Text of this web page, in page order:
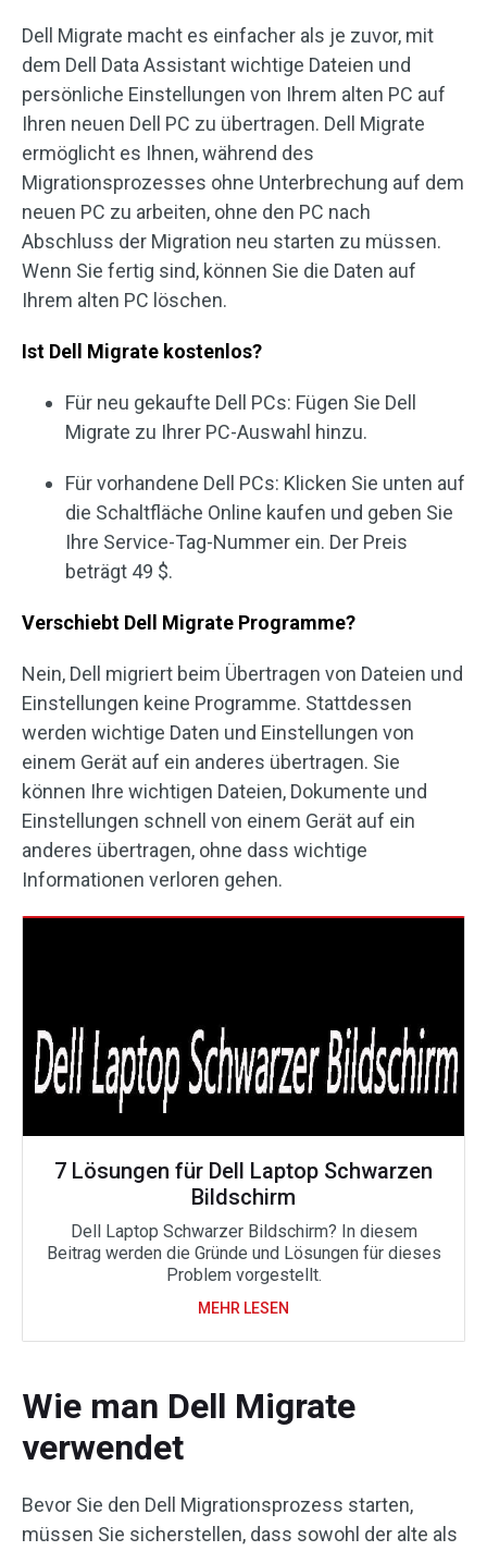
Dell Migrate macht es einfacher als je zuvor, mit
dem Dell Data Assistant wichtige Dateien und
persönliche Einstellungen von Ihrem alten PC auf
Ihren neuen Dell PC zu übertragen. Dell Migrate
ermöglicht es Ihnen, während des
Migrationsprozesses ohne Unterbrechung auf dem
neuen PC zu arbeiten, ohne den PC nach
Abschluss der Migration neu starten zu müssen.
Wenn Sie fertig sind, können Sie die Daten auf
Ihrem alten PC löschen.
Ist Dell Migrate kostenlos?
Für neu gekaufte Dell PCs: Fügen Sie Dell
Migrate zu Ihrer PC-Auswahl hinzu.
Für vorhandene Dell PCs: Klicken Sie unten auf
die Schaltfläche Online kaufen und geben Sie
Ihre Service-Tag-Nummer ein. Der Preis
beträgt 49 $.
Verschiebt Dell Migrate Programme?
Nein, Dell migriert beim Übertragen von Dateien und
Einstellungen keine Programme. Stattdessen
werden wichtige Daten und Einstellungen von
einem Gerät auf ein anderes übertragen. Sie
können Ihre wichtigen Dateien, Dokumente und
Einstellungen schnell von einem Gerät auf ein
anderes übertragen, ohne dass wichtige
Informationen verloren gehen.
7 Lösungen für Dell Laptop Schwarzen
Bildschirm
Dell Laptop Schwarzer Bildschirm? In diesem
Beitrag werden die Gründe und Lösungen für dieses
Problem vorgestellt.
MEHR LESEN
Wie man Dell Migrate
verwendet
Bevor Sie den Dell Migrationsprozess starten,
müssen Sie sicherstellen, dass sowohl der alte als